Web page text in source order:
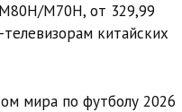
M70H, от 329,99
китайских
мира по футболу 2026